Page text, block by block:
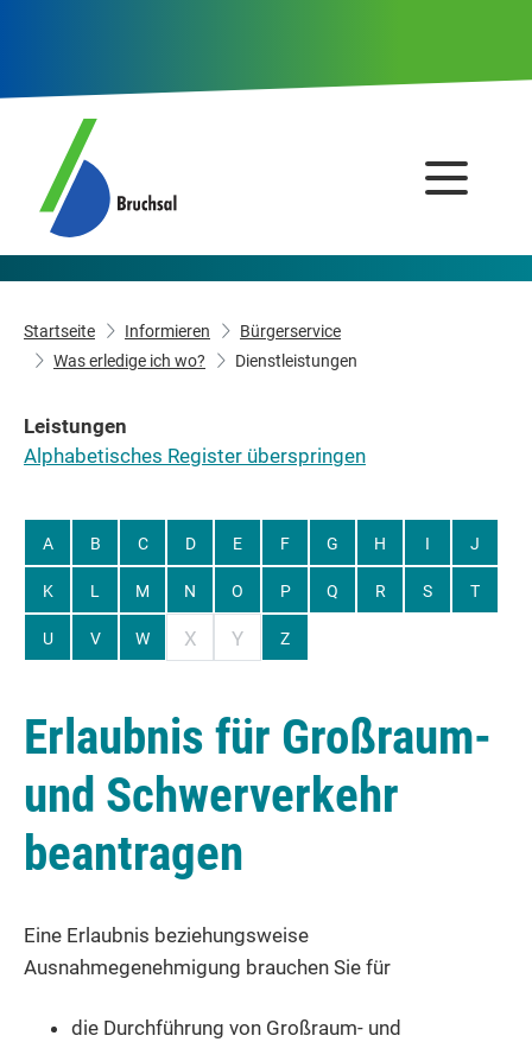
Startseite Informieren
Bürgerservice
Was erledige ich wo?
Dienstleistungen
Leistungen
Alphabetisches Register überspringen
A B C D E F G H I J
K L M N O P Q R S T
U V W X Y Z
Erlaubnis für Großraum-
und Schwerverkehr
beantragen
Eine Erlaubnis beziehungsweise
Ausnahmegenehmigung brauchen Sie für
die Durchführung von Großraum- und